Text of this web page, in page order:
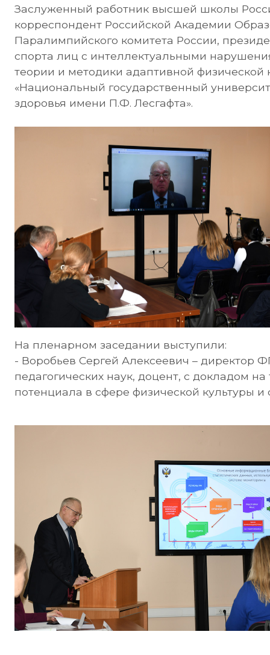
Заслуженный работник высшей школы
корреспондент Российской Академии
Паралимпийского комитета России,
спорта лиц с интеллектуальными
теории и методики адаптивной
«Национальный государственный
здоровья имени П.Ф. Лесгафта».
На пленарном заседании выступили:
- Воробьев Сергей Алексеевич – директор
педагогических наук, доцент, с докладом
потенциала в сфере физической культуры